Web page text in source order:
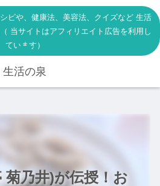
ピや、健康法、美容法、クイズなど 生活
当サイトはアフィリエイト広告を利用し
ています）
生活の泉
乃井)が伝授！お